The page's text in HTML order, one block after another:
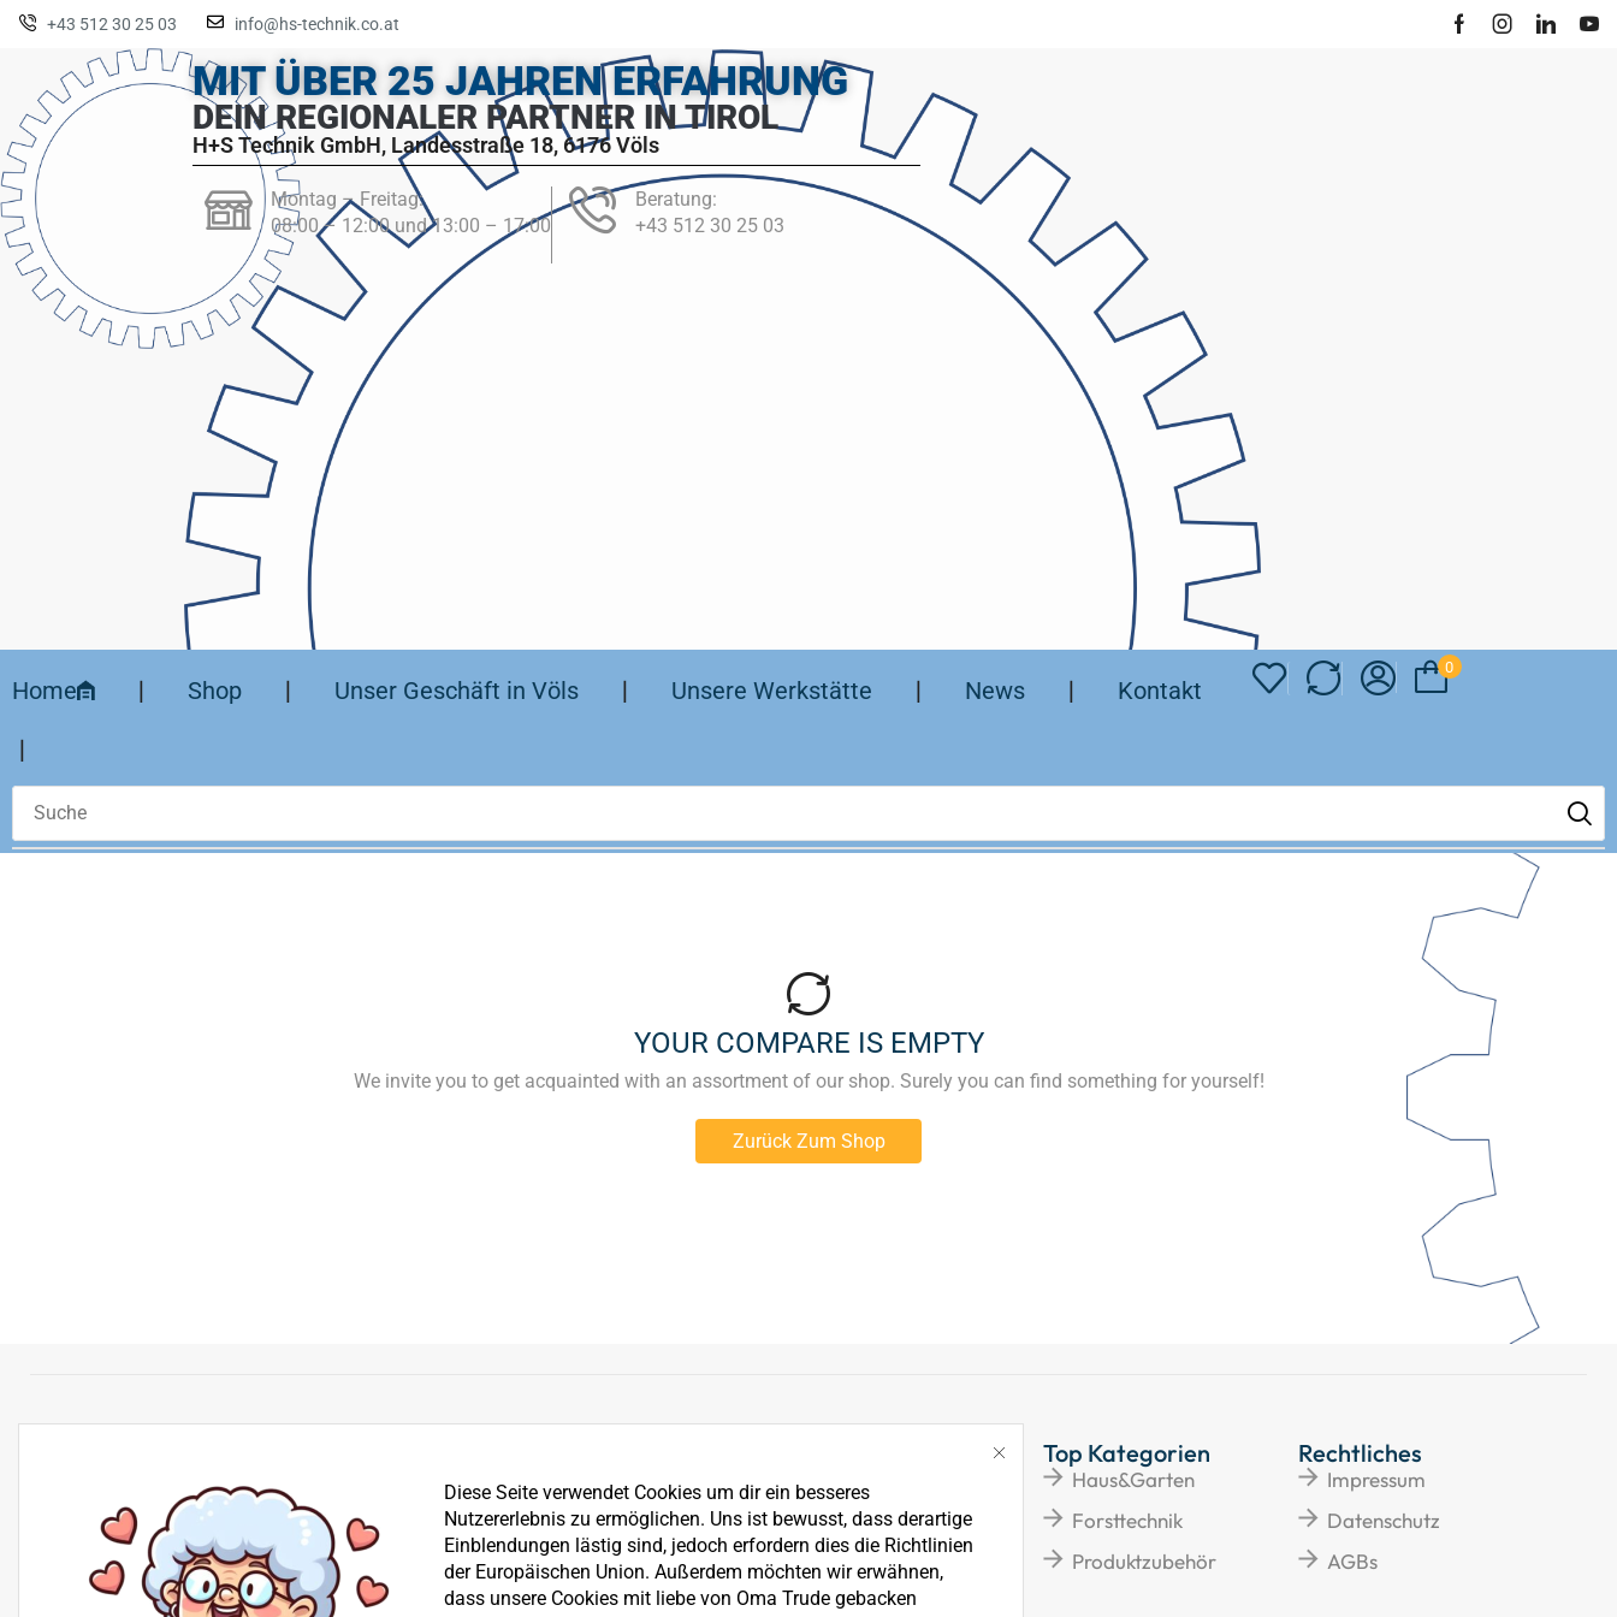
+43 512 30 25 03 info@hs-technik.co.at
MIT ÜBER 25 JAHREN ERFAHRUNG
DEIN REGIONALER PARTNER IN TIROL
H+S Technik GmbH, Landesstraße 18, 6176 Völs
Montag – Freitag:
08:00 – 12:00 und 13:00 – 17:00
Beratung:
+43 512 30 25 03
Home ❘ Shop ❘ Unser Geschäft in Völs ❘ Unsere Werkstätte ❘ News ❘ Kontakt
❘
0
YOUR COMPARE IS EMPTY
We invite you to get acquainted with an assortment of our shop. Surely you can find something for yourself!
Zurück Zum Shop
Diese Seite verwendet Cookies um dir ein besseres
Nutzererlebnis zu ermöglichen. Uns ist bewusst, dass derartige
Einblendungen lästig sind, jedoch erfordern dies die Richtlinien
der Europäischen Union. Außerdem möchten wir erwähnen,
dass unsere Cookies mit liebe von Oma Trude gebacken
News
Kontakt
Top Kategorien
Haus&Garten
Forsttechnik
Produktzubehör
Rechtliches
Impressum
Datenschutz
AGBs